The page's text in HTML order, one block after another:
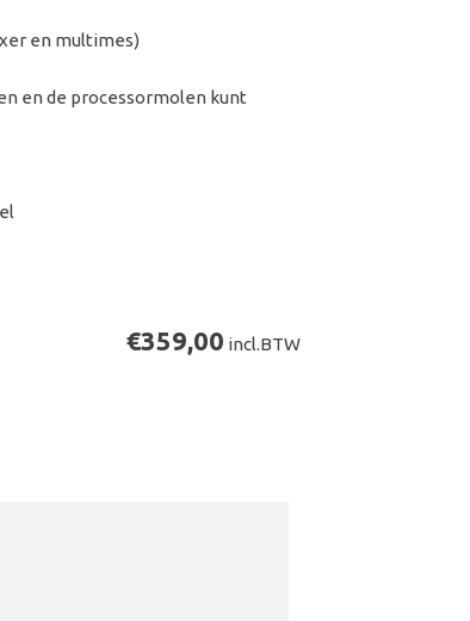
en multimes)
en de processormolen kunt
€359,00 incl.BTW